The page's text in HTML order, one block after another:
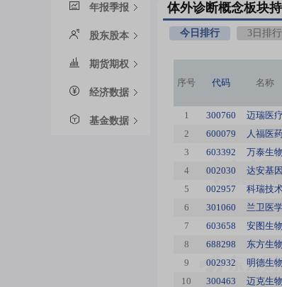
年报季报
股东股本
期货期权
经济数据
基金数据
体外诊断概念板块
今日排行 3日排行
序号 代码 名称
1
300760 迈瑞医疗
2
600079 人福医
3
603392 万泰生物
4
002030 达安基因
5
002957 科瑞技
6
301060 兰卫医
7
603658 安图生物
8
688298 东方生物
9
002932 明德生物
10
300463 迈克生物